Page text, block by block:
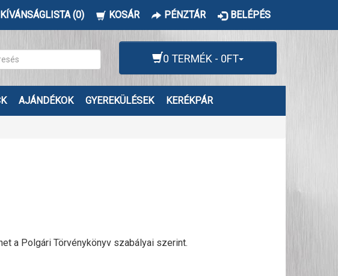
KÍVÁNSÁGLISTA (0) KOSÁR PÉNZTÁR BELÉPÉS
0 TERMÉK - 0FT
AJÁNDÉKOK GYEREKÜLÉSEK KERÉKPÁR
a Polgári Törvénykönyv szabályai szerint.